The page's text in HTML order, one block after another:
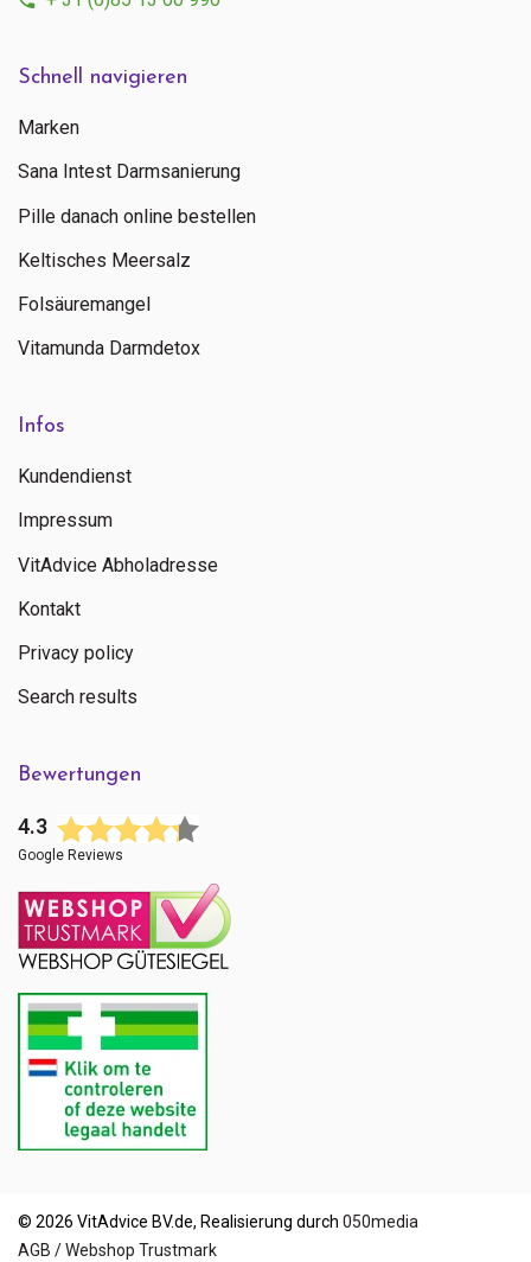
Schnell navigieren
Marken
Sana Intest Darmsanierung
Pille danach online bestellen
Keltisches Meersalz
Folsäuremangel
Vitamunda Darmdetox
Infos
Kundendienst
Impressum
VitAdvice Abholadresse
Kontakt
Privacy policy
Search results
Bewertungen
4.3
Google Reviews
© 2026 VitAdvice BV.de, Realisierung durch 050media
AGB / Webshop Trustmark